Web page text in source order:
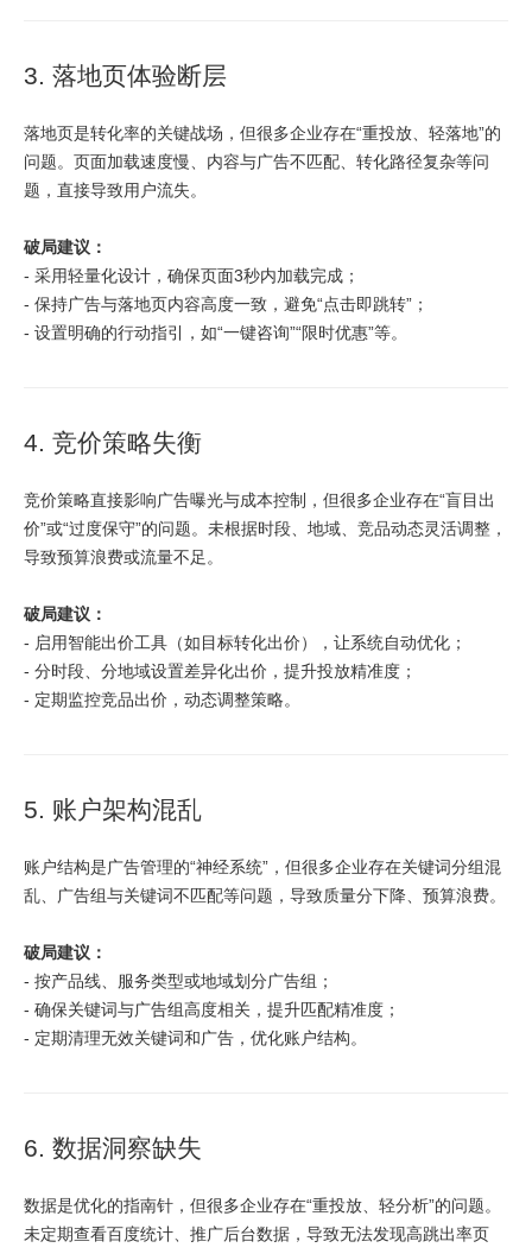
3. 落地页体验断层
落地页是转化率的关键战场，但很多企业存在“重投放、轻落地”的
问题。页面加载速度慢、内容与广告不匹配、转化路径复杂等问
题，直接导致用户流失。
破局建议：
- 采用轻量化设计，确保页面3秒内加载完成；
- 保持广告与落地页内容高度一致，避免“点击即跳转”；
- 设置明确的行动指引，如“一键咨询”“限时优惠”等。
4. 竞价策略失衡
竞价策略直接影响广告曝光与成本控制，但很多企业存在“盲目出
价”或“过度保守”的问题。未根据时段、地域、竞品动态灵活调整，
导致预算浪费或流量不足。
破局建议：
- 启用智能出价工具（如目标转化出价），让系统自动优化；
- 分时段、分地域设置差异化出价，提升投放精准度；
- 定期监控竞品出价，动态调整策略。
5. 账户架构混乱
账户结构是广告管理的“神经系统”，但很多企业存在关键词分组混
乱、广告组与关键词不匹配等问题，导致质量分下降、预算浪费。
破局建议：
- 按产品线、服务类型或地域划分广告组；
- 确保关键词与广告组高度相关，提升匹配精准度；
- 定期清理无效关键词和广告，优化账户结构。
6. 数据洞察缺失
数据是优化的指南针，但很多企业存在“重投放、轻分析”的问题。
未定期查看百度统计、推广后台数据，导致无法发现高跳出率页